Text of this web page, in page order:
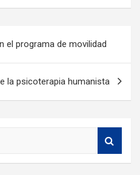
el programa de movilidad
la psicoterapia humanista